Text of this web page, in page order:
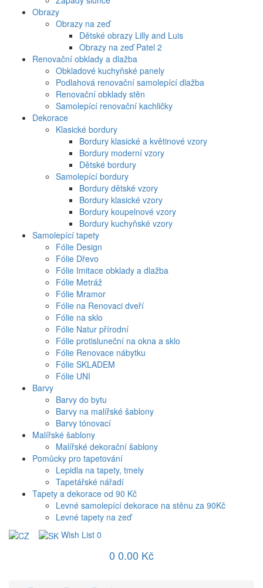
Obrazy
Obrazy na zeď
Dětské obrazy Lilly and Luis
Obrazy na zeď Patel 2
Renovační obklady a dlažba
Obkladové kuchyňské panely
Podlahová renovační samolepící dlažba
Renovační obklady stěn
Samolepící renovační kachličky
Dekorace
Klasické bordury
Bordury klasické a květinové vzory
Bordury moderní vzory
Dětské bordury
Samolepící bordury
Bordury dětské vzory
Bordury klasické vzory
Bordury koupelnové vzory
Bordury kuchyňské vzory
Samolepící tapety
Fólie Design
Fólie Dřevo
Fólie Imitace obklady a dlažba
Fólie Metráž
Fólie Mramor
Fólie na Renovaci dveří
Fólie na sklo
Fólie Natur přírodní
Fólie protisluneční na okna a sklo
Fólie Renovace nábytku
Fólie SKLADEM
Fólie UNI
Barvy
Barvy do bytu
Barvy na malířské šablony
Barvy tónovací
Malířské šablony
Malířské dekorační šablony
Pomůcky pro tapetování
Lepidla na tapety, tmely
Tapetářské nářadí
Tapety a dekorace od 90 Kč
Levné samolepící dekorace na stěnu za 90Kč
Levné tapety na zeď
Wish List 0
0 0.00 Kč